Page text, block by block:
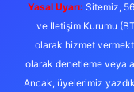
Yasal Uyarı: Sitemiz,
ve İletişim Kurumu
olarak hizmet
olarak denetleme veya
Ancak, üyelerimiz